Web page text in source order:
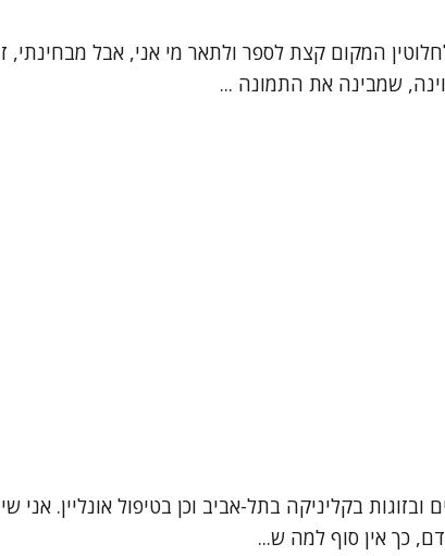
המקום קצת לספר ולתאר מי אני, אבל
שמבינה את התמונה ...
כך אין סוף למה ש...